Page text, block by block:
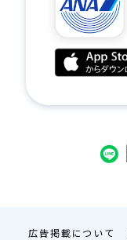
広告掲載について